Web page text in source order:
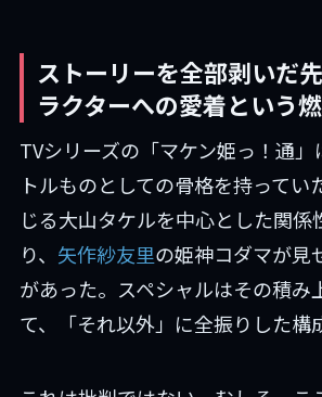
ストーリーを全部剥いだ
ラクターへの愛着という
TVシリーズの「マケン姫っ！通
トルものとしての骨格を持ってい
じる大山タケルを中心とした関係
り、 矢作紗友里の姫神コダマが見
があった。スペシャルはその積み
て、「それ以外」に全振りした構